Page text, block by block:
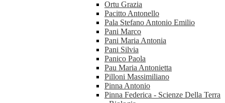
Ortu Grazia
Pacitto Antonello
Pala Stefano Antonio Emilio
Pani Marco
Pani Maria Antonia
Pani Silvia
Panico Paola
Pau Maria Antonietta
Pilloni Massimiliano
Pinna Antonio
Pinna Federica - Scienze Della Terra